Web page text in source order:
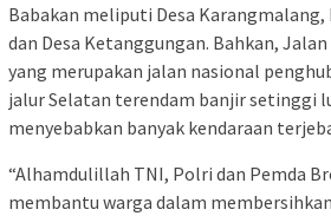
Babakan meliputi Desa
dan Desa Ketanggungan. Bahkan,
yang merupakan jalan nasional
jalur Selatan terendam banjir setinggi
menyebabkan banyak kendaraan
“Alhamdulillah TNI, Polri dan Pemda
membantu warga dalam